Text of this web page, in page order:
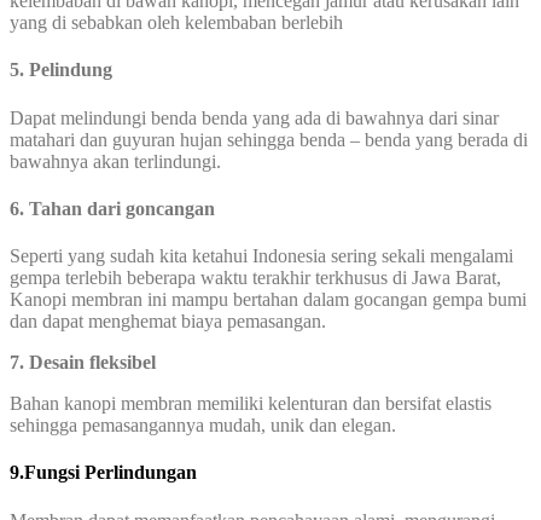
yang di sebabkan oleh kelembaban berlebih
5. Pelindung
Dapat melindungi benda benda yang ada di bawahnya dari sinar
matahari dan guyuran hujan sehingga benda – benda yang berada di
bawahnya akan terlindungi.
6. Tahan dari goncangan
Seperti yang sudah kita ketahui Indonesia sering sekali mengalami
gempa terlebih beberapa waktu terakhir terkhusus di Jawa Barat,
Kanopi membran ini mampu bertahan dalam gocangan gempa bumi
dan dapat menghemat biaya pemasangan.
7. Desain fleksibel
Bahan kanopi membran memiliki kelenturan dan bersifat elastis
sehingga pemasangannya mudah, unik dan elegan.
9.Fungsi Perlindungan